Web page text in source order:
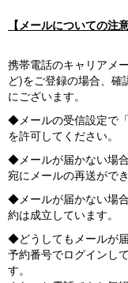
【メールについての注
携帯電話のキャリアメ
ど)をご登録の場合、
にございます。
◆メールの受信設定で
を許可してください。
◆メールが届かない場
宛にメールの再送がで
◆メールが届かない場
約は成立しています。
◆どうしてもメールが
予約番号でログインし
す。